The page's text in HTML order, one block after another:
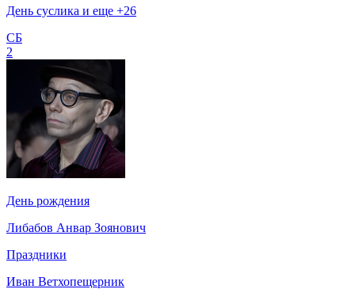
День суслика и еще +26
СБ
2
День рождения
Либабов Анвар Зоянович
Праздники
Иван Ветхопещерник